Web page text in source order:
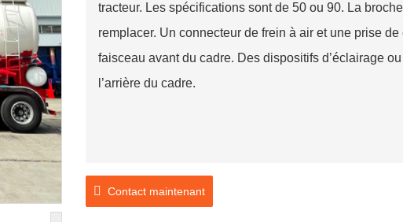
tracteur. Les spécifications sont de 50 ou 90. La
remplacer. Un connecteur de frein à air et une prise
faisceau avant du cadre. Des dispositifs d’éclairage
l’arrière du cadre.
Contact maintenant